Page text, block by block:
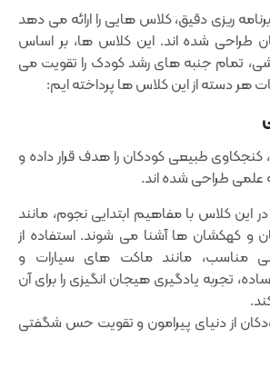
‌ریزی دقیق، کلاس ‌هایی را ارائه می‌ دهد
طراحی شده‌ اند. این کلاس ‌ها، بر اساس
تمام جنبه ‌های رشد کودک را تقویت می
هر دسته از این کلاس ‌ها پرداخته ‌ایم:
کنجکاوی طبیعی کودکان را هدف قرار داده و
علمی طراحی شده ‌اند.
این کلاس با مفاهیم ابتدایی نجوم، مانند
و کهکشان‌ ها آشنا می ‌شوند. استفاده از
مناسب، مانند ماکت ‌های سیارات و
تجربه یادگیری هیجان ‌انگیزی را برای آن
از دنیای پیرامون و تقویت حس شگفتی